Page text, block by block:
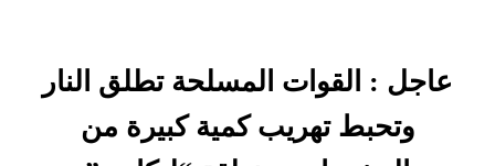
عاجل : القوات المسلحة تطلق النار
وتحبط تهريب كمية كبيرة من